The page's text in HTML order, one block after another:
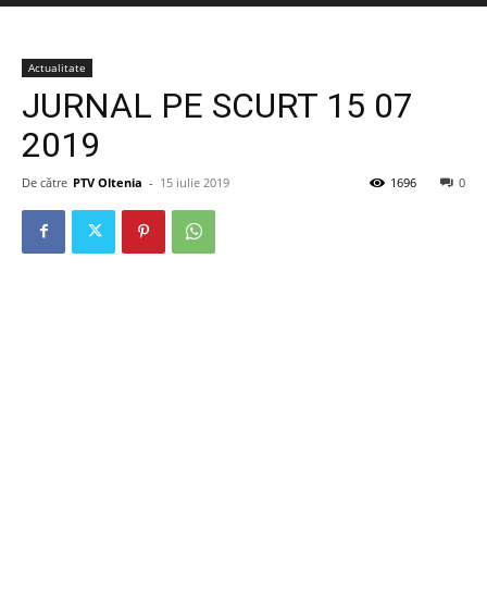
Actualitate
JURNAL PE SCURT 15 07
2019
De către PTV Oltenia - 15 iulie 2019 0
1696